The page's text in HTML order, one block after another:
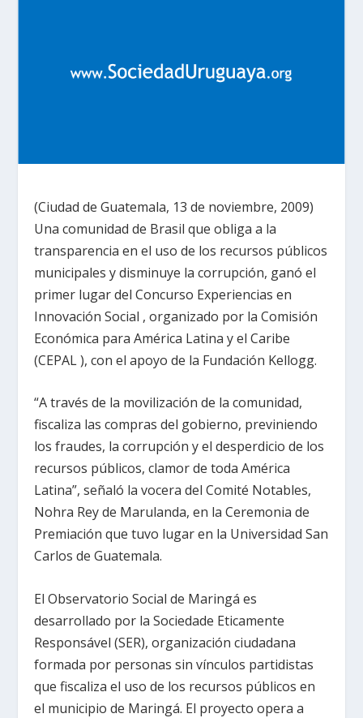
(Ciudad de Guatemala, 13 de noviembre, 2009)
Una comunidad de Brasil que obliga a la
transparencia en el uso de los recursos públicos
municipales y disminuye la corrupción, ganó el
primer lugar del Concurso Experiencias en
Innovación Social , organizado por la Comisión
Económica para América Latina y el Caribe
(CEPAL ), con el apoyo de la Fundación Kellogg.
“A través de la movilización de la comunidad,
fiscaliza las compras del gobierno, previniendo
los fraudes, la corrupción y el desperdicio de los
recursos públicos, clamor de toda América
Latina”, señaló la vocera del Comité Notables,
Nohra Rey de Marulanda, en la Ceremonia de
Premiación que tuvo lugar en la Universidad San
Carlos de Guatemala.
El Observatorio Social de Maringá es
desarrollado por la Sociedade Eticamente
Responsável (SER), organización ciudadana
formada por personas sin vínculos partidistas
que fiscaliza el uso de los recursos públicos en
el municipio de Maringá. El proyecto opera a